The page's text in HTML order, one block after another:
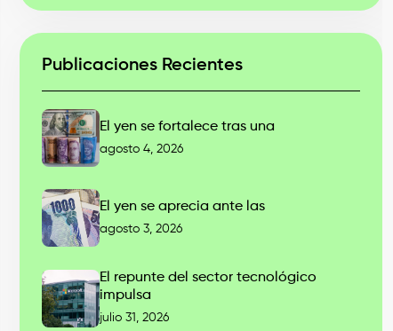
Publicaciones Recientes
El yen se fortalece tras una
agosto 4, 2026
El yen se aprecia ante las
agosto 3, 2026
El repunte del sector tecnológico
impulsa
julio 31, 2026